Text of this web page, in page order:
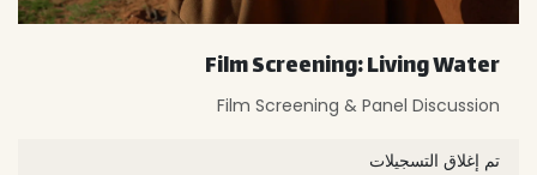
Film Screening: Living Water
Film Screening & Panel Discussion
تم إغلاق التسجيلات